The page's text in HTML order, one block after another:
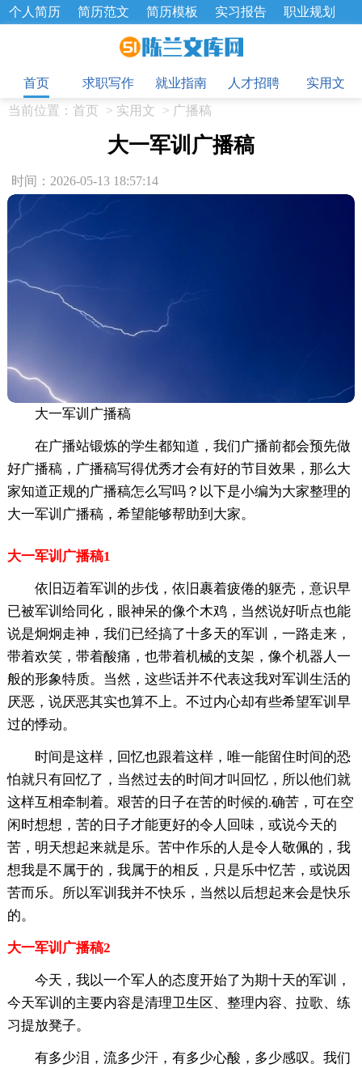
个人简历 简历范文 简历模板 实习报告
职业规划
招聘选拔 绩效考核 企业文化
工作总结
辞职报告
首页
求职写作 就业指南 人才招聘
实用文
当前位置： 首页 > 实用文 > 广播稿
大一军训广播稿
时间：2026-05-13 18:57:14
大一军训广播稿
在广播站锻炼的学生都知道，我们广播前都会预先做
好广播稿，广播稿写得优秀才会有好的节目效果，那么大
家知道正规的广播稿怎么写吗？以下是小编为大家整理的
大一军训广播稿，希望能够帮助到大家。
大一军训广播稿1
依旧迈着军训的步伐，依旧裹着疲倦的躯壳，意识早
已被军训给同化，眼神呆的像个木鸡，当然说好听点也能
说是炯炯走神，我们已经搞了十多天的军训，一路走来，
带着欢笑，带着酸痛，也带着机械的支架，像个机器人一
般的形象特质。当然，这些话并不代表这我对军训生活的
厌恶，说厌恶其实也算不上。不过内心却有些希望军训早
过的悸动。
时间是这样，回忆也跟着这样，唯一能留住时间的恐
怕就只有回忆了，当然过去的时间才叫回忆，所以他们就
这样互相牵制着。艰苦的日子在苦的时候的.确苦，可在空
闲时想想，苦的日子才能更好的令人回味，或说今天的
苦，明天想起来就是乐。苦中作乐的人是令人敬佩的，我
想我是不属于的，我属于的相反，只是乐中忆苦，或说因
苦而乐。所以军训我并不快乐，当然以后想起来会是快乐
的。
大一军训广播稿2
今天，我以一个军人的态度开始了为期十天的军训，
今天军训的主要内容是清理卫生区、整理内容、拉歌、练
习提放凳子。
有多少泪，流多少汗，有多少心酸，多少感叹。我们